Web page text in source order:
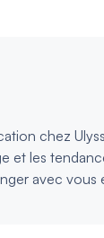
chez
et les
avec vous